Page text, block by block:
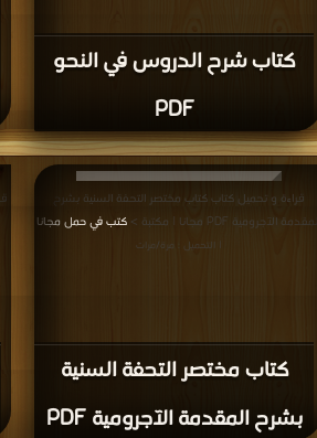
كتاب شرح الدروس في النحو
PDF
كتاب مختصر التحفة السنية
بشرح المقدمة الآجرومية PDF
قراءة و تحميل كتاب كتاب مختصر التحفة السنية بشرح
المقدمة الآجرومية PDF مجانا | مكتبة >
كتب في حمل مجانا
| التحميل : مرة/مرات